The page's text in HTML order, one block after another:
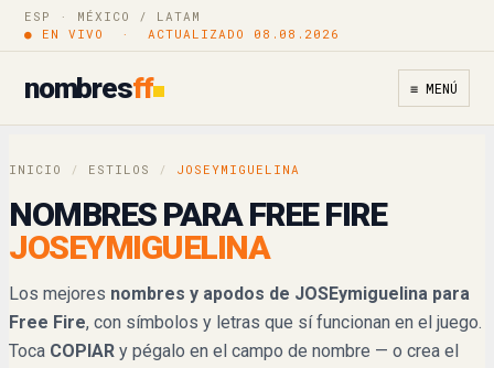
ESP · MÉXICO / LATAM
● EN VIVO · ACTUALIZADO 08.08.2026
nombresff ≡ MENÚ
INICIO / ESTILOS / JOSEYMIGUELINA
NOMBRES PARA FREE FIRE
JOSEYMIGUELINA
Los mejores nombres y apodos de JOSEymiguelina para
Free Fire, con símbolos y letras que sí funcionan en el juego.
Toca COPIAR y pégalo en el campo de nombre — o crea el
JOSE¥ɱίg☋☰ᒪίn@
𝔍𝔒𝔖𝔈𝔶𝔪𝔦𝔤𝔲𝔢𝔩𝔦𝔫𝔞 Copiar
𝓙𝓞𝓢𝓔𝔂𝓶𝓲𝓰𝓾𝓮𝓵𝓲𝓷𝓪 Copiar
𝕁𝕆𝕊𝔼𝕪𝕞𝕚𝕘𝕦𝕖𝕝𝕚𝕟𝕒
𝐉𝐎𝐒𝐄𝐲𝐦𝐢𝐠𝐮𝐞𝐥𝐢𝐧𝐚 Copiar
𝙅𝙊𝙎𝙀𝙮𝙢𝙞𝙜𝙪𝙚𝙡𝙞𝙣𝙖 Copiar